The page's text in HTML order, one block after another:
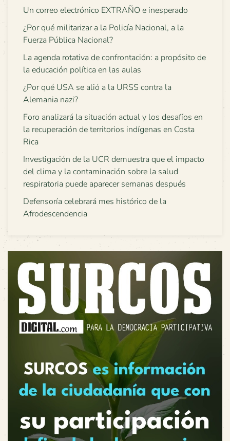
Un correo electrónico EXTRAÑO e inesperado
¿Por qué militarizar a la Policía Nacional, a la
Fuerza Pública Nacional?
La agenda rotativa de confrontación: a propósito de
la educación política en las aulas
¿Por qué USA se alió a la URSS contra la
Alemania nazi?
Foro analizará la situación actual y los desafíos en
la recuperación de territorios indígenas en Costa
Rica
Investigación de la UCR demuestra que el impacto
del clima y la contaminación sobre la salud
respiratoria puede aparecer semanas después
Defensoría celebrará mes histórico de la
Afrodescendencia